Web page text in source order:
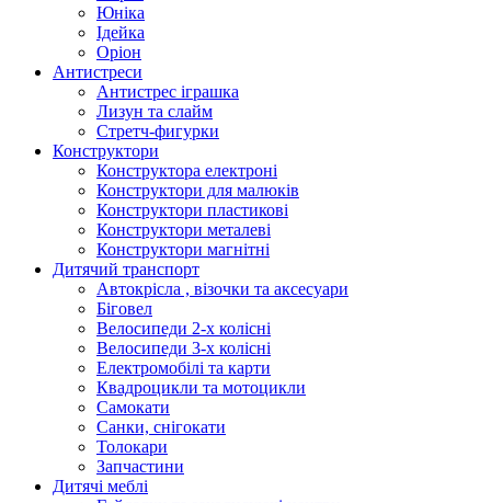
Юніка
Ідейка
Оріон
Антистреси
Антистрес іграшка
Лизун та слайм
Стретч-фигурки
Конструктори
Конструктора електроні
Конструктори для малюків
Конструктори пластикові
Конструктори металеві
Конструктори магнітні
Дитячий транспорт
Автокрісла , візочки та аксесуари
Біговел
Велосипеди 2-х колісні
Велосипеди 3-х колісні
Електромобілі та карти
Квадроцикли та мотоцикли
Самокати
Санки, снігокати
Толокари
Запчастини
Дитячі меблі